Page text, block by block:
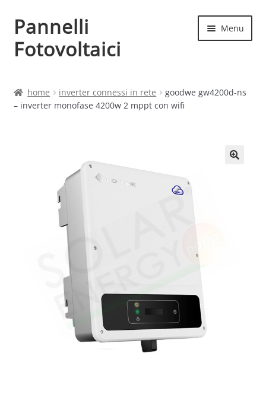
Vai
alla
navigazione
Vai
al
contenuto
Pannelli
Fotovoltaici
Menu
Cart
Sample Page
home inverter connessi in rete
goodwe gw4200d-ns
– inverter monofase 4200w 2 mppt con wifi